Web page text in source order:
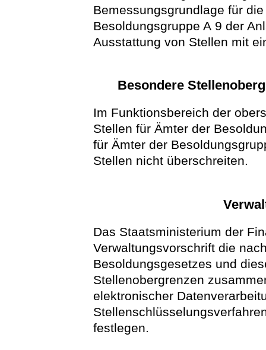
Bemessungsgrundlage für
Besoldungsgruppe A 9 der
Ausstattung von Stellen mit
Besondere
Im Funktionsbereich der
Stellen für Ämter der
für Ämter der
Stellen nicht überschreiten.
Das Staatsministerium der
Verwaltungsvorschrift die
Besoldungsgesetzes und
Stellenobergrenzen
elektronischer
festlegen.